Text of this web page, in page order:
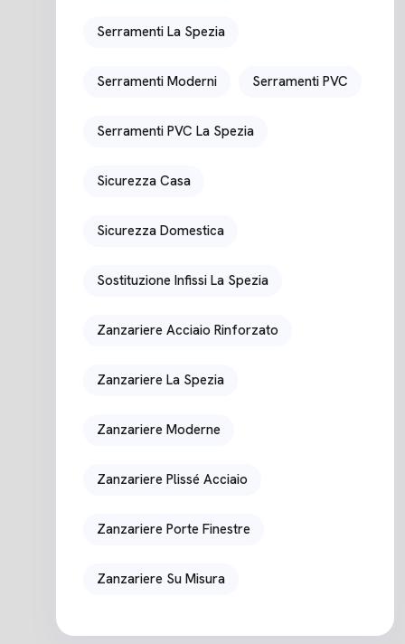
Serramenti La Spezia
Serramenti Moderni Serramenti PVC
Serramenti PVC La Spezia
Sicurezza Casa
Sicurezza Domestica
Sostituzione Infissi La Spezia
Zanzariere Acciaio Rinforzato
Zanzariere La Spezia
Zanzariere Moderne
Zanzariere Plissé Acciaio
Zanzariere Porte Finestre
Zanzariere Su Misura